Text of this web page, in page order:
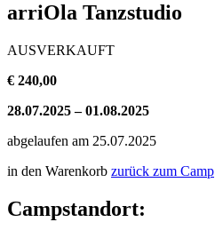
arriOla Tanzstudio
AUSVERKAUFT
€ 240,00
28.07.2025 – 01.08.2025
abgelaufen am 25.07.2025
in den Warenkorb zurück zum Camp
Campstandort: